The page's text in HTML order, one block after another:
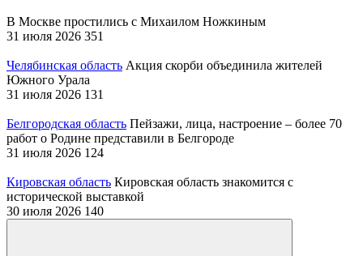
В Москве простились с Михаилом Ножкиным
31 июля 2026 351
Челябинская область Акция скорби объединила жителей
Южного Урала
31 июля 2026 131
Белгородская область Пейзажи, лица, настроение – более 70
работ о Родине представили в Белгороде
31 июля 2026 124
Кировская область Кировская область знакомится с
исторической выставкой
30 июля 2026 140